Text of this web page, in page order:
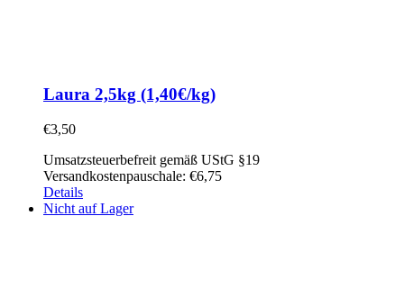
Laura 2,5kg (1,40€/kg)
€3,50
Umsatzsteuerbefreit gemäß UStG §19
Versandkostenpauschale: €6,75
Details
Nicht auf Lager